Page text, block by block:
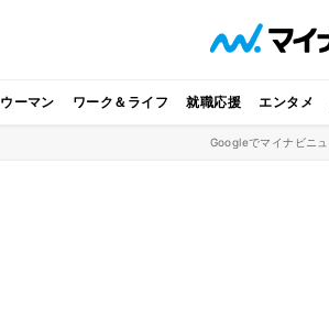
ウーマン ワーク＆ライフ 就職応援 エンタメ
Googleでマイナビニ